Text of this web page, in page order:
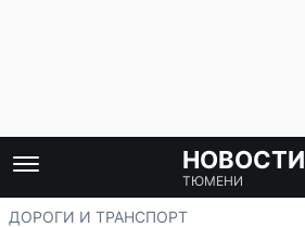
НОВОСТИ
ТЮМЕНИ
ДОРОГИ И ТРАНСПОРТ